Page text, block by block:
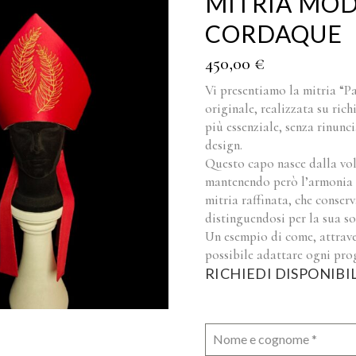
CORDAQUE
450,00 €
Vi presentiamo la mitria
originale, realizzata su
più essenziale, senza
design.
Questo capo nasce dalla
mantenendo però
mitria raffinata, che
distinguendosi per la sua
Un esempio di come,
possibile adattare ogni
RICHIEDI
Nome e cognome *